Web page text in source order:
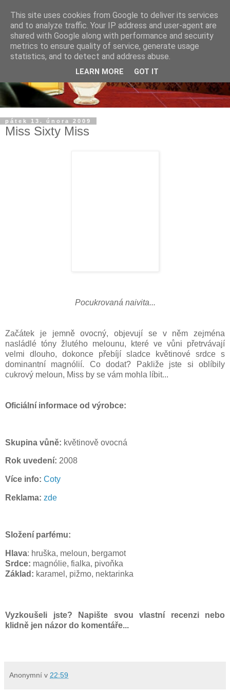
pátek 13. února 2009
Miss Sixty Miss
Pocukrovaná naivita...
Začátek je jemně ovocný, objevují se v něm zejména
nasládlé tóny žlutého melounu, které ve vůni přetrvávají
velmi dlouho, dokonce přebíjí sladce květinové srdce s
dominantní magnólií. Co dodat? Pakliže jste si oblíbily
cukrový meloun, Miss by se vám mohla líbit...
Oficiální informace od výrobce:
Skupina vůně: květinově ovocná
Rok uvedení: 2008
Více info: Coty
Reklama: zde
Složení parfému:
Hlava: hruška, meloun, bergamot
Srdce: magnólie, fialka, pivoňka
Základ: karamel, pižmo, nektarinka
Vyzkoušeli jste? Napište svou vlastní recenzi nebo
klidně jen názor do komentáře...
Anonymní v 22:59
This site uses cookies from Google to deliver its services
and to analyze traffic. Your IP address and user-agent are
shared with Google along with performance and security
metrics to ensure quality of service, generate usage
statistics, and to detect and address abuse.
LEARN MORE GOT IT